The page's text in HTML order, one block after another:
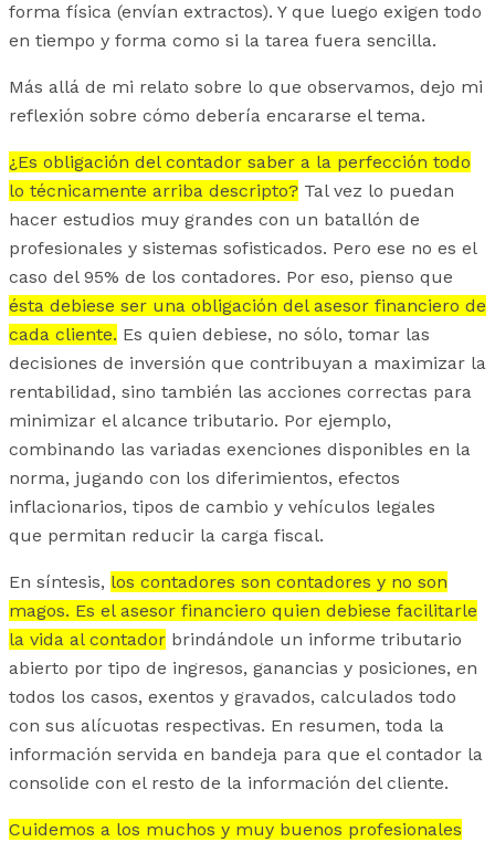
forma física (envían extractos). Y que luego exigen todo
en tiempo y forma como si la tarea fuera sencilla.
Más allá de mi relato sobre lo que observamos, dejo mi
reflexión sobre cómo debería encararse el tema.
¿Es obligación del contador saber a la perfección todo
lo técnicamente arriba descripto? Tal vez lo puedan
hacer estudios muy grandes con un batallón de
profesionales y sistemas sofisticados. Pero ese no es el
caso del 95% de los contadores. Por eso, pienso que
ésta debiese ser una obligación del asesor financiero de
cada cliente. Es quien debiese, no sólo, tomar las
decisiones de inversión que contribuyan a maximizar la
rentabilidad, sino también las acciones correctas para
minimizar el alcance tributario. Por ejemplo,
combinando las variadas exenciones disponibles en la
norma, jugando con los diferimientos, efectos
inflacionarios, tipos de cambio y vehículos legales
que permitan reducir la carga fiscal.
En síntesis, los contadores son contadores y no son
magos. Es el asesor financiero quien debiese facilitarle
la vida al contador brindándole un informe tributario
abierto por tipo de ingresos, ganancias y posiciones, en
todos los casos, exentos y gravados, calculados todo
con sus alícuotas respectivas. En resumen, toda la
información servida en bandeja para que el contador la
consolide con el resto de la información del cliente.
Cuidemos a los muchos y muy buenos profesionales